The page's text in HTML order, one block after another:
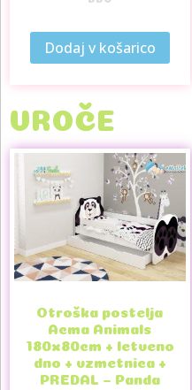
Dodaj v košarico
VROČE
Otroška postelja
Acma Animals
180x80cm + letveno
dno + vzmetnica +
PREDAL – Panda